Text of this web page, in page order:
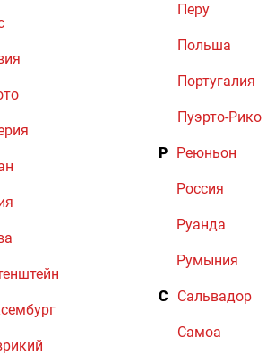
Перу
Польша
Португалия
Пуэрто-Рико
Р Реюньон
Россия
Руанда
Румыния
С Сальвадор
Самоа